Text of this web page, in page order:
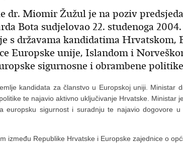
Miomir Žužul je na poziv
Bota sudjelovao 22. studenoga
s državama kandidatima
Europske unije, Islandom i
sigurnosne i obrambene politike
kandidata za članstvo u Europskoj uniji. Ministar
te najavio aktivno uključivanje Hrvatske. Ministar
sigurnost i suradnju te najavio dogovore
između Republike Hrvatske i Europske zajednice o